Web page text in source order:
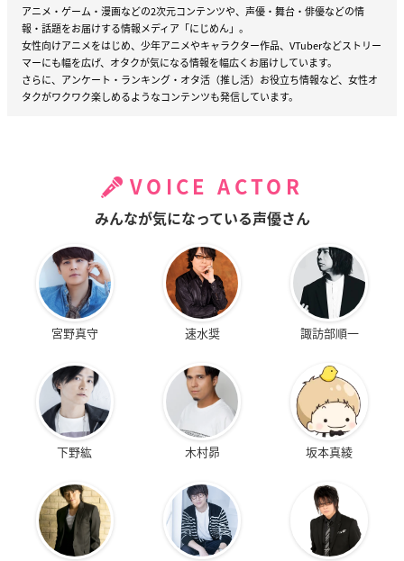
アニメ・ゲーム・漫画などの2次元コンテンツや、声優・舞台・俳優などの情
報・話題をお届けする情報メディア「にじめん」。
女性向けアニメをはじめ、少年アニメやキャラクター作品、VTuberなどストリー
マーにも幅を広げ、オタクが気になる情報を幅広くお届けしています。
さらに、アンケート・ランキング・オタ活（推し活）お役立ち情報など、女性オ
タクがワクワク楽しめるようなコンテンツも発信しています。
VOICE ACTOR
みんなが気になっている声優さん
宮野真守 速水奨 諏訪部順一
下野紘 木村昴 坂本真綾